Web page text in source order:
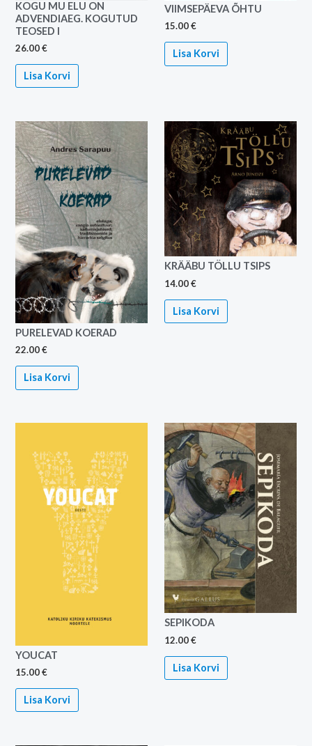
KOGU MU ELU ON
ADVENDIAEG. KOGUTUD
TEOSED I
26.00€
Lisa Korvi
VIIMSEPÄEVA ÕHTU
15.00€
Lisa Korvi
PURELEVAD KOERAD
22.00€
Lisa Korvi
KRÄÄBU TÖLLU TSIPS
14.00€
Lisa Korvi
YOUCAT
15.00€
Lisa Korvi
SEPIKODA
12.00€
Lisa Korvi